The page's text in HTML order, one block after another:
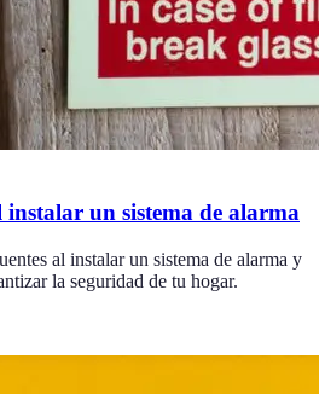
instalar un sistema de alarma
al instalar un sistema de alarma y
la seguridad de tu hogar.